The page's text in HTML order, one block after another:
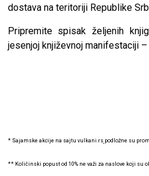
dostava na teritoriji Republike
Pripremite spisak željenih
jesenjoj književnoj manifestaciji –
* Sajamske akcije na sajtu vulkani.rs podložne su
** Količinski popust od 10% ne važi za naslove koji su